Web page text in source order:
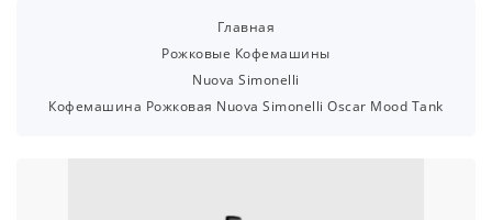
Главная
Рожковые Кофемашины
Nuova Simonelli
Кофемашина Рожковая Nuova Simonelli Oscar Mood Tank